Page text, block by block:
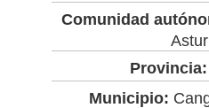
Comunidad
Provincia:
Municipio: